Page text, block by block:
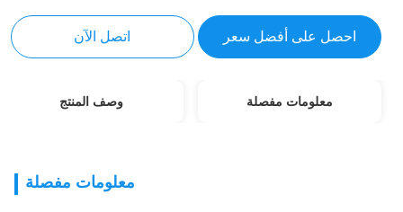
احصل على أفضل سعر اتصل الآن
معلومات مفصلة وصف المنتج
معلومات مفصلة